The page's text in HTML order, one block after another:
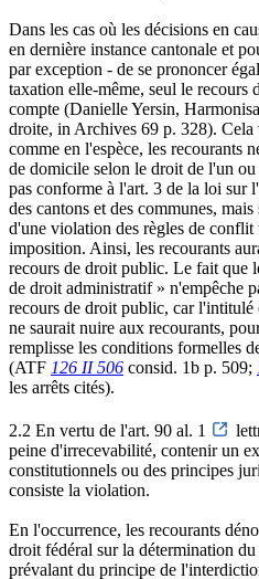
Dans les cas où les décisions en
en dernière instance cantonale et
par exception - de se prononcer
taxation elle-même, seul le recours
compte (Danielle Yersin,
droite, in Archives 69 p. 328). Cela
comme en l'espèce, les recourants
de domicile selon le droit de l'un ou
pas conforme à l'art. 3 de la loi sur
des cantons et des communes,
d'une violation des règles de
imposition. Ainsi, les recourants
recours de droit public. Le fait que
de droit administratif » n'empêche
recours de droit public, car l'intitulé
ne saurait nuire aux recourants,
remplisse les conditions formelles
(ATF 126 II 506 consid. 1b p. 509;
les arrêts cités).
2.2 En vertu de l'art. 90 al. 1
peine d'irrecevabilité, contenir un
constitutionnels ou des principes
consiste la violation.
En l'occurrence, les recourants
droit fédéral sur la détermination
prévalant du principe de